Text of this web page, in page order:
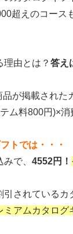
超えのコース
理由とは？ 答え
が掲載された
ム料800円)×消
トでは・・・
で、 4552円！
されているカ
ミアムカタログ